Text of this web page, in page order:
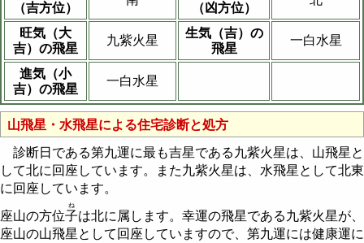
（吉方位） （凶方位）
旺気（大
吉）の飛星
九紫火星
生気（吉）の
飛星
一白水星
進気（小
吉）の飛星
一白水星
山飛星・水飛星による住宅診断と処方
診断日である第九運に最も吉星である九紫火星は、山飛星と
して北に回座しています。また九紫火星は、水飛星として北東
に回座しています。
座山の方位子
ね
は北に属します。幸運の飛星である九紫火星が、
座山の山飛星として回座していますので、第九運には健康運に